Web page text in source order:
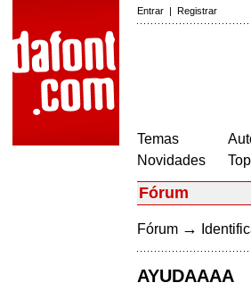
Entrar | Registrar
Temas
Novidades
Top
Fórum
Fórum →
AYUDAAAA